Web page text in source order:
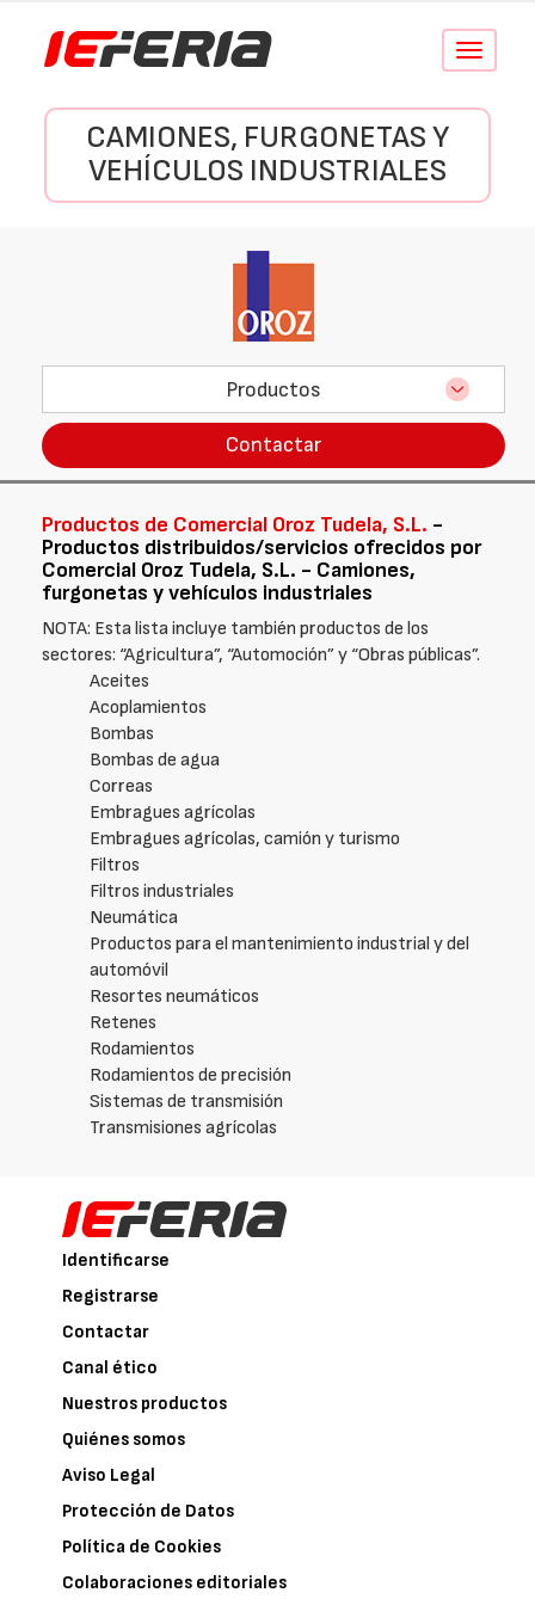
Conmutar
CAMIONES, FURGONETAS Y
VEHÍCULOS INDUSTRIALES
Productos
Contactar
Productos de Comercial Oroz Tudela, S.L. -
Productos distribuidos/servicios ofrecidos por
Comercial Oroz Tudela, S.L. - Camiones,
furgonetas y vehículos industriales
NOTA: Esta lista incluye también productos de los
sectores: “Agricultura”, “Automoción” y “Obras públicas”.
Aceites
Acoplamientos
Bombas
Bombas de agua
Correas
Embragues agrícolas
Embragues agrícolas, camión y turismo
Filtros
Filtros industriales
Neumática
Productos para el mantenimiento industrial y del
automóvil
Resortes neumáticos
Retenes
Rodamientos
Rodamientos de precisión
Sistemas de transmisión
Transmisiones agrícolas
Identificarse
Registrarse
Contactar
Canal ético
Nuestros productos
Quiénes somos
Aviso Legal
Protección de Datos
Política de Cookies
Colaboraciones editoriales